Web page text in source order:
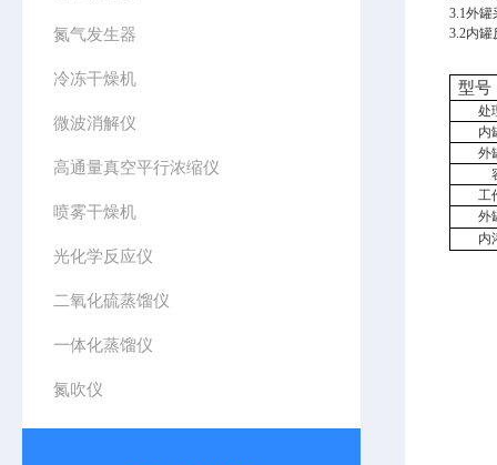
氮气发生器
冷冻干燥机
微波消解仪
高通量真空平行浓缩仪
喷雾干燥机
光化学反应仪
二氧化硫蒸馏仪
一体化蒸馏仪
氮吹仪
3.1外罐
3.2内罐
型号
处
内
外
工
外
内